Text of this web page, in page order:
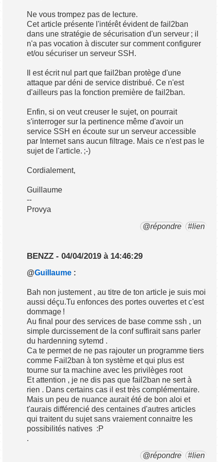
Ne vous trompez pas de lecture.
Cet article présente l'intérêt évident de fail2ban
dans une stratégie de sécurisation d'un serveur ; il
n'a pas vocation à discuter sur comment configurer
et/ou sécuriser un serveur SSH.
Il est écrit nul part que fail2ban protège d'une
attaque par déni de service distribué. Ce n'est
d'ailleurs pas la fonction première de fail2ban.
Enfin, si on veut creuser le sujet, on pourrait
s'interroger sur la pertinence même d'avoir un
service SSH en écoute sur un serveur accessible
par Internet sans aucun filtrage. Mais ce n'est pas le
sujet de l'article. ;-)
Cordialement,
Guillaume
--
Provya
@répondre #lien
BENZZ - 04/04/2019 à 14:46:29
@Guillaume :
Bah non justement , au titre de ton article je suis moi
aussi déçu.Tu enfonces des portes ouvertes et c'est
dommage !
Au final pour des services de base comme ssh , un
simple durcissement de la conf suffirait sans parler
du hardenning sytemd .
Ca te permet de ne pas rajouter un programme tiers
comme Fail2ban à ton système et qui plus est
tourne sur ta machine avec les privilèges root
Et attention , je ne dis pas que fail2ban ne sert à
rien . Dans certains cas il est très complémentaire.
Mais un peu de nuance aurait été de bon aloi et
t'aurais différencié des centaines d'autres articles
qui traitent du sujet sans vraiement connaitre les
possibilités natives :P
.
@répondre #lien